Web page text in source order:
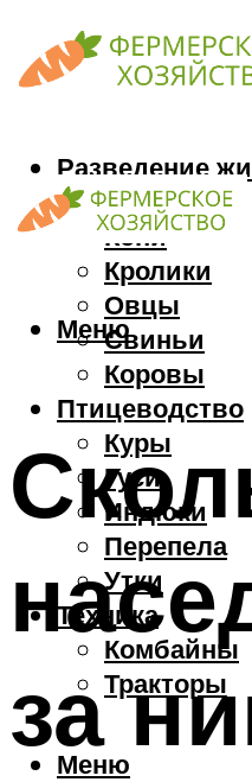
Разведение
Козы
Кони
Кролики
Овцы
Свиньи
Коровы
Птицеводство
Куры
Гуси
Индюки
Перепела
Утки
Техника
Комбайны
Тракторы
Меню
Меню
за